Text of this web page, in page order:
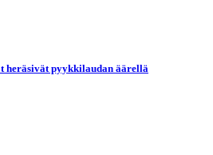
heräsivät pyykkilaudan äärellä